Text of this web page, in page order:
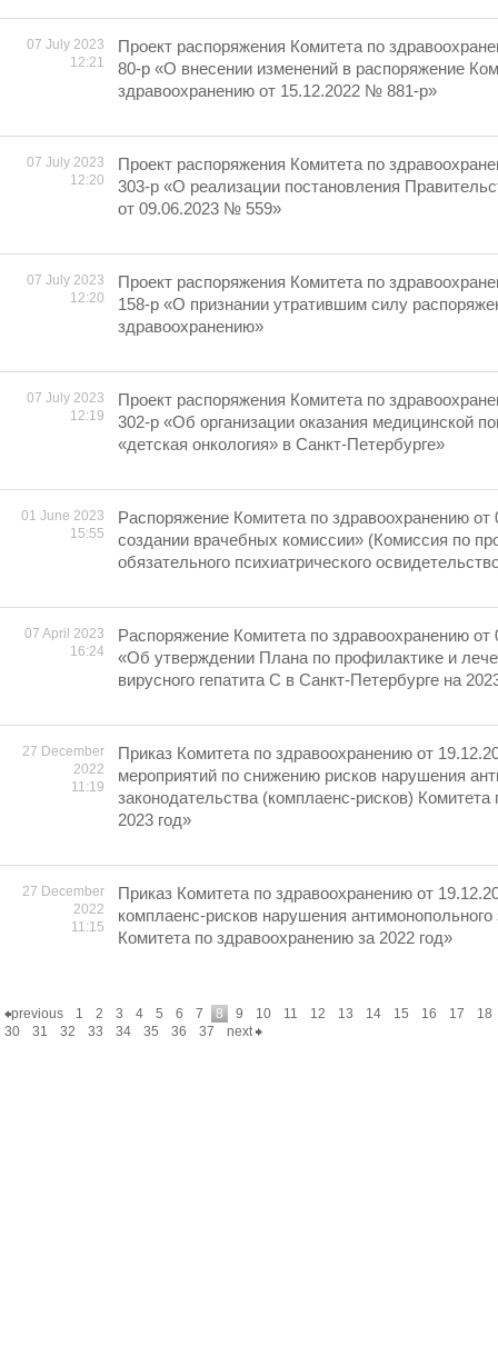
07 July 2023
12:21
Проект распоряжения Комитета по
80-р «О внесении изменений в распоряжение
здравоохранению от 15.12.2022 № 881-р»
07 July 2023
12:20
Проект распоряжения Комитета по
303-р «О реализации постановления
от 09.06.2023 № 559»
07 July 2023
12:20
Проект распоряжения Комитета по
158-р «О признании утратившим силу
здравоохранению»
07 July 2023
12:19
Проект распоряжения Комитета по
302-р «Об организации оказания медицинской
«детская онкология» в Санкт-Петербурге»
01 June 2023
15:55
Распоряжение Комитета по здравоохранению
создании врачебных комиссии» (Комиссия по
обязательного психиатрического
07 April 2023
16:24
Распоряжение Комитета по здравоохранению
«Об утверждении Плана по профилактике и
вирусного гепатита С в Санкт-Петербурге на
27 December
2022
11:19
Приказ Комитета по здравоохранению от
мероприятий по снижению рисков нарушения
законодательства (комплаенс-рисков)
2023 год»
27 December
2022
11:15
Приказ Комитета по здравоохранению от
комплаенс-рисков нарушения антимонопольного
Комитета по здравоохранению за 2022 год»
previous 1 2 3 4 5 6 7 8 9 10 11 12 13 14 15 16 17
18
30
31 32 33 34 35 36 37 next